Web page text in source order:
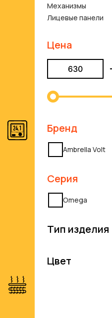
Механизмы
Лицевые панели
Цена
Бренд
Ambrella Volt
Серия
Omega
Тип изделия
Цвет